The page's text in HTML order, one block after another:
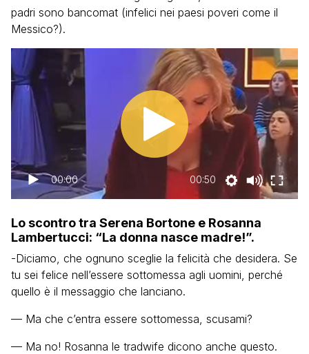
padri sono bancomat (infelici nei paesi poveri come il
Messico?).
00:00 00:50
Lo scontro tra Serena Bortone e Rosanna
Lambertucci: “La donna nasce madre!”.
-Diciamo, che ognuno sceglie la felicità che desidera. Se
tu sei felice nell’essere sottomessa agli uomini, perché
quello è il messaggio che lanciano.
— Ma che c’entra essere sottomessa, scusami?
— Ma no! Rosanna le tradwife dicono anche questo.